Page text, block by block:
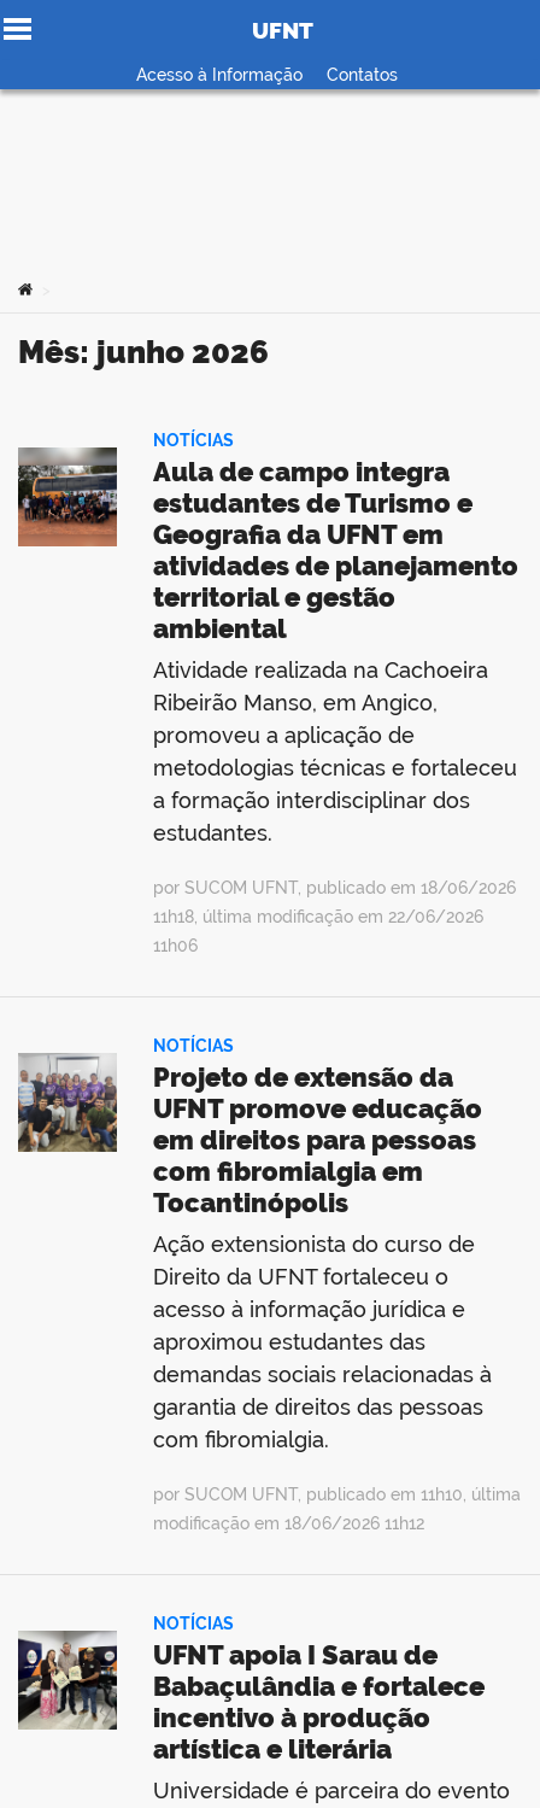
Ir para o conteúdo
UFNT
Acesso à Informação Contatos
Você está aqui:
Mês: junho 2026
NOTÍCIAS
Aula de campo integra
estudantes de Turismo e
Geografia da UFNT em
atividades de planejamento
territorial e gestão
ambiental
Atividade realizada na Cachoeira
Ribeirão Manso, em Angico,
promoveu a aplicação de
metodologias técnicas e fortaleceu
a formação interdisciplinar dos
estudantes.
por SUCOM UFNT, publicado em 18/06/2026
11h18, última modificação em 22/06/2026
11h06
NOTÍCIAS
Projeto de extensão da
UFNT promove educação
em direitos para pessoas
com fibromialgia em
Tocantinópolis
Ação extensionista do curso de
Direito da UFNT fortaleceu o
acesso à informação jurídica e
aproximou estudantes das
demandas sociais relacionadas à
garantia de direitos das pessoas
com fibromialgia.
por SUCOM UFNT, publicado em 11h10, última
modificação em 18/06/2026 11h12
NOTÍCIAS
UFNT apoia I Sarau de
Babaçulândia e fortalece
incentivo à produção
artística e literária
Universidade é parceira do evento